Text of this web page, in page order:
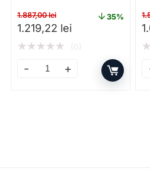
– WiFi 6 – AX
1.887,00lei
Prețul inițial a fost:
1.219,22 leiPrețul curent
35%
★★★★★
Access point TP – LINK
★